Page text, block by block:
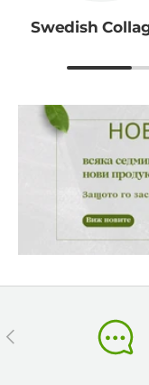
Swedish
Предишен